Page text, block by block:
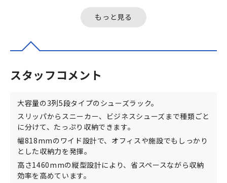
ニーカー...
もっと見る
スタッフコメント
大容量の3列5段タイプのシューズラック。
スリッパからスニーカー、ビジネスシューズまで種類ごと
に分けて、たっぷり収納できます。
幅818mmのワイド設計で、オフィスや施設でもしっかり
とした収納力を発揮。
高さ1460mmの縦型設計により、省スペースながら収納
効率を高めています。